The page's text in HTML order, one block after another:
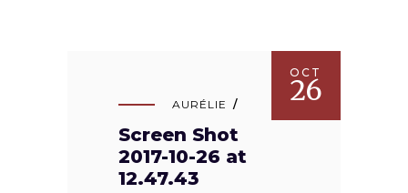
OCT
26
AURÉLIE
Screen Shot
2017-10-26 at
12.47.43